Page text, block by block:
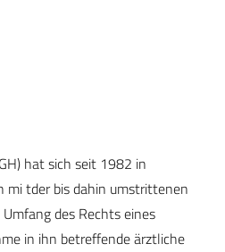
hat sich seit 1982 in
mi tder bis dahin umstrittenen
des Rechts eines
in ihn betreffende ärztliche